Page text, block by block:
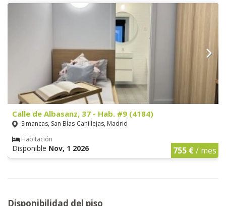
Calle de Albasanz, 37 - Hab. #9 (4184)
Simancas, San Blas-Canillejas, Madrid
Habitación
Disponible Nov, 1 2026 755 €/ mes
Disponibilidad del piso